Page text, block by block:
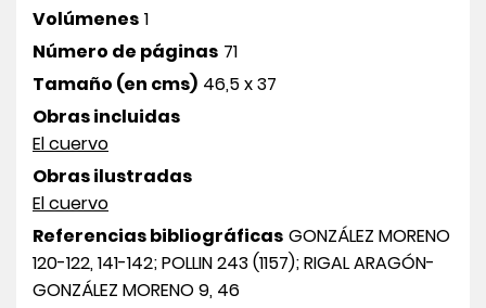
Volúmenes 1
Número de páginas 71
Tamaño (en cms) 46,5 x 37
Obras incluidas
El cuervo
Obras ilustradas
El cuervo
Referencias bibliográficas GONZÁLEZ MORENO
120-122, 141-142; POLLIN 243 (1157); RIGAL ARAGÓN-
GONZÁLEZ MORENO 9, 46